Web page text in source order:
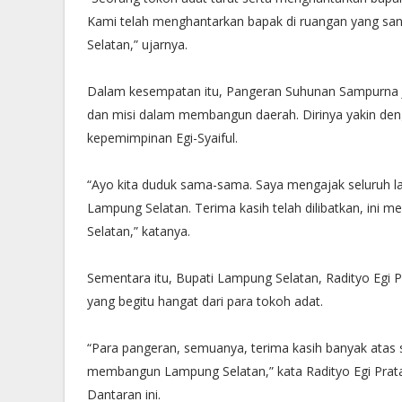
Kami telah menghantarkan bapak di ruangan yang
Selatan,” ujarnya.
Dalam kesempatan itu, Pangeran Suhunan
dan misi dalam membangun daerah. Dirinya yakin
kepemimpinan Egi-Syaiful.
“Ayo kita duduk sama-sama. Saya mengajak
Lampung Selatan. Terima kasih telah dilibatkan, ini
Selatan,” katanya.
Sementara itu, Bupati Lampung Selatan, Radityo
yang begitu hangat dari para tokoh adat.
“Para pangeran, semuanya, terima kasih banyak
membangun Lampung Selatan,” kata Radityo Egi
Dantaran ini.